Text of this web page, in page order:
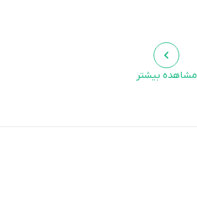
مشاهده بیشتر